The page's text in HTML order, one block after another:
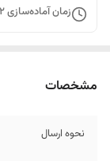
زمان آماده‌سازی2
مشخصات
نحوه ارسال